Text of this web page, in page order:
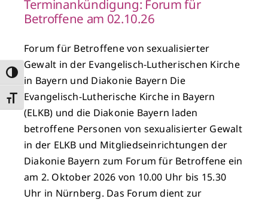
Umschalten auf hohe Kontraste
Schrift vergrößern
Terminankündigung: Forum für
Betroffene am 02.10.26
Forum für Betroffene von sexualisierter
Gewalt in der Evangelisch-Lutherischen Kirche
in Bayern und Diakonie Bayern Die
Evangelisch-Lutherische Kirche in Bayern
(ELKB) und die Diakonie Bayern laden
betroffene Personen von sexualisierter Gewalt
in der ELKB und Mitgliedseinrichtungen der
Diakonie Bayern zum Forum für Betroffene ein
am 2. Oktober 2026 von 10.00 Uhr bis 15.30
Uhr in Nürnberg. Das Forum dient zur